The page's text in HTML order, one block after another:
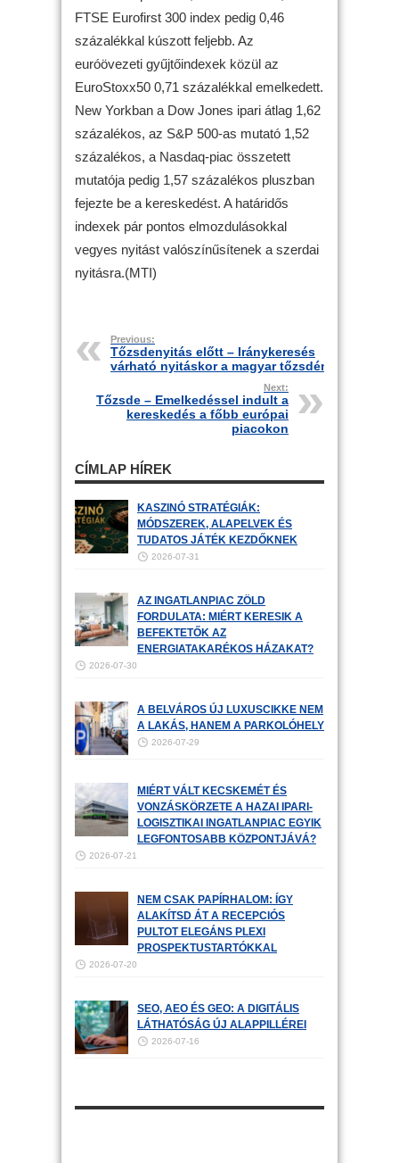
FTSE Eurofirst 300 index pedig 0,46
százalékkal kúszott feljebb. Az
euróövezeti gyűjtőindexek közül az
EuroStoxx50 0,71 százalékkal emelkedett.
New Yorkban a Dow Jones ipari átlag 1,62
százalékos, az S&P 500-as mutató 1,52
százalékos, a Nasdaq-piac összetett
mutatója pedig 1,57 százalékos pluszban
fejezte be a kereskedést. A határidős
indexek pár pontos elmozdulásokkal
vegyes nyitást valószínűsítenek a szerdai
nyitásra.(MTI)
Previous:
Tőzsdenyitás előtt – Iránykeresés
várható nyitáskor a magyar tőzsdén
Next:
Tőzsde – Emelkedéssel indult a
kereskedés a főbb európai
piacokon
CÍMLAP HÍREK
KASZINÓ STRATÉGIÁK:
MÓDSZEREK, ALAPELVEK ÉS
TUDATOS JÁTÉK KEZDŐKNEK
2026-07-31
AZ INGATLANPIAC ZÖLD
FORDULATA: MIÉRT KERESIK A
BEFEKTETŐK AZ
ENERGIATAKARÉKOS HÁZAKAT?
2026-07-30
A BELVÁROS ÚJ LUXUSCIKKE NEM
A LAKÁS, HANEM A PARKOLÓHELY
2026-07-29
MIÉRT VÁLT KECSKEMÉT ÉS
VONZÁSKÖRZETE A HAZAI IPARI-
LOGISZTIKAI INGATLANPIAC EGYIK
LEGFONTOSABB KÖZPONTJÁVÁ?
2026-07-21
NEM CSAK PAPÍRHALOM: ÍGY
ALAKÍTSD ÁT A RECEPCIÓS
PULTOT ELEGÁNS PLEXI
PROSPEKTUSTARTÓKKAL
2026-07-20
SEO, AEO ÉS GEO: A DIGITÁLIS
LÁTHATÓSÁG ÚJ ALAPPILLÉREI
2026-07-16